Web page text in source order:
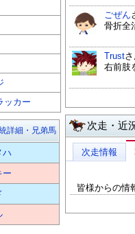
ッカー
詳細・兄弟馬
ハ
ー
ごぜん
骨折全
Trust
次走・近
次走情報
皆様からの情